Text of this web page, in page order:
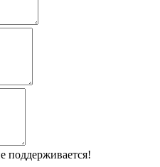
поддерживается!